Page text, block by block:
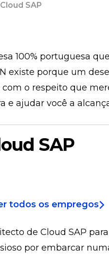
SAP
100% portuguesa
existe porque um
o respeito que
e ajudar você a
SAP
todos os empregos
de Cloud SAP
por embarcar